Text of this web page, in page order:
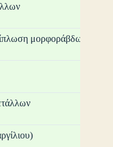
μορφοράβδων